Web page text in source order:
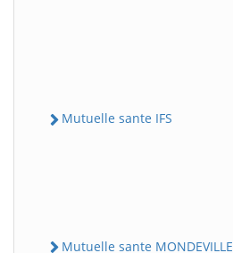
Mutuelle sante IFS
Mutuelle sante MONDEVILLE